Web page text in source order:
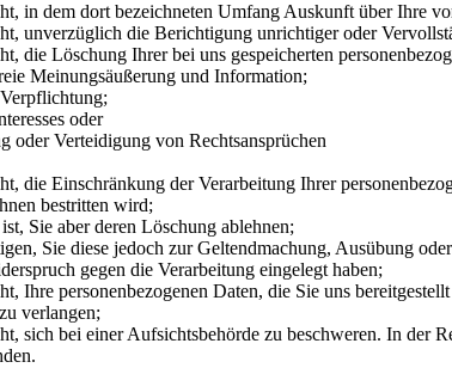
in dem dort bezeichneten Umfang Auskunft über Ihre
unverzüglich die Berichtigung unrichtiger oder
die Löschung Ihrer bei uns gespeicherten
Meinungsäußerung und Information;
oder
oder Verteidigung von Rechtsansprüchen
die Einschränkung der Verarbeitung Ihrer
bestritten wird;
Sie aber deren Löschung ablehnen;
Sie diese jedoch zur Geltendmachung, Ausübung
gegen die Verarbeitung eingelegt haben;
Ihre personenbezogenen Daten, die Sie uns
verlangen;
sich bei einer Aufsichtsbehörde zu beschweren. In der